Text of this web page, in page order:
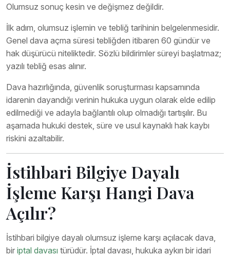
Olumsuz sonuç kesin ve değişmez değildir.
İlk adım, olumsuz işlemin ve tebliğ tarihinin belgelenmesidir.
Genel dava açma süresi tebliğden itibaren 60 gündür ve
hak düşürücü niteliktedir. Sözlü bildirimler süreyi başlatmaz;
yazılı tebliğ esas alınır.
Dava hazırlığında, güvenlik soruşturması kapsamında
idarenin dayandığı verinin hukuka uygun olarak elde edilip
edilmediği ve adayla bağlantılı olup olmadığı tartışılır. Bu
aşamada hukuki destek, süre ve usul kaynaklı hak kaybı
riskini azaltabilir.
İstihbari Bilgiye Dayalı
İşleme Karşı Hangi Dava
Açılır?
İstihbari bilgiye dayalı olumsuz işleme karşı açılacak dava,
bir iptal davası türüdür. İptal davası, hukuka aykırı bir idari